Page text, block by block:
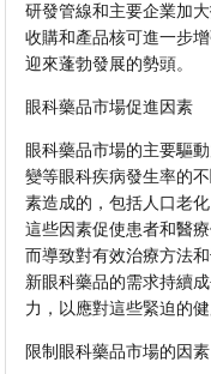
研發管線和主要企業加
收購和產品核可進一步
迎來蓬勃發展的勢頭。
眼科藥品市場促進因素
眼科藥品市場的主要驅
變等眼科疾病發生率的
素造成的，包括人口老
這些因素促使患者和醫
而導致對有效治療方法
新眼科藥品的需求持續
力，以應對這些緊迫的健
限制眼科藥品市場的因素